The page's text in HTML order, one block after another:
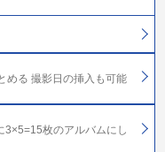
める 撮影日の挿入も可能
3×5=15枚のアルバムにし